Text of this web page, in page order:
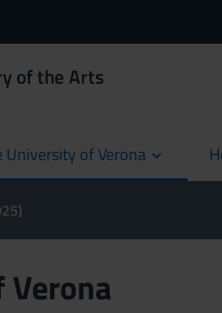
of the Arts
of Verona